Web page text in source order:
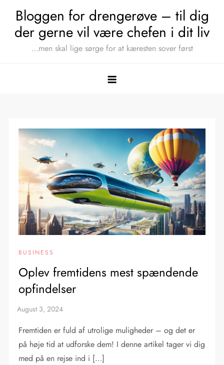
content
Bloggen for drengerøve – til dig
der gerne vil være chefen i dit liv
…men skal lige sørge for at kæresten sover først
BUSINESS
Oplev fremtidens mest spændende
opfindelser
Fremtiden er fuld af utrolige muligheder – og det er
på høje tid at udforske dem! I denne artikel tager vi dig
med på en rejse ind i […]